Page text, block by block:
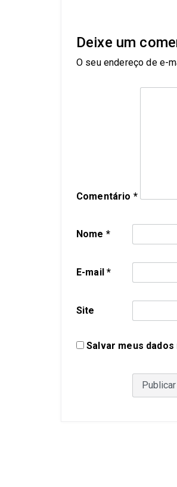
Deixe um
O seu endereço de e-
Comentário *
Nome *
E-mail*
Site
Salvar meus